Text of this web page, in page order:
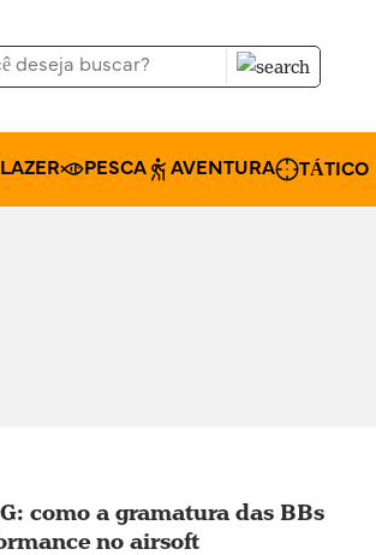
PESCA AVENTURA TÁTICO
como a gramatura das BBs
no airsoft